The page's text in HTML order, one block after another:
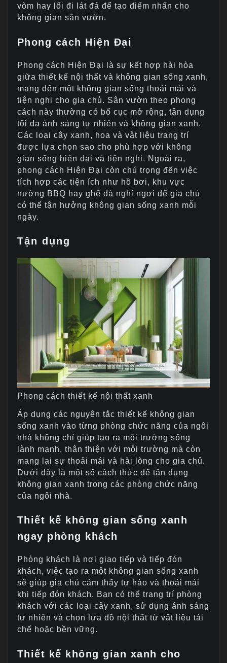
vòm hay lối đi lát đá để tạo điểm nhấn cho
không gian sân vườn.
Phong cách Hiện Đại
Phong cách Hiện Đại là sự kết hợp hài hòa
giữa thiết kế nội thất và không gian sống xanh,
mang đến một không gian sống thoải mái và
tiện nghi cho gia chủ. Sân vườn theo phong
cách này thường có bố cục mở rộng, tận dụng
tối đa ánh sáng tự nhiên và không gian xanh.
Các loại cây xanh, hoa và vật liệu trang trí
được lựa chọn sao cho phù hợp với không
gian sống hiện đại và tiện nghi. Ngoài ra,
phong cách Hiện Đại còn chú trọng đến việc
tích hợp các tiện ích như hồ bơi, khu vực
nướng BBQ hay ghế đá nghỉ ngơi để gia chủ
có thể tận hưởng không gian sống xanh mỗi
ngày.
Tận dụng
Phong cách thiết kế nội thất xanh
Áp dụng các nguyên tắc thiết kế không gian
sống xanh vào từng phòng chức năng của ngôi
nhà không chỉ giúp tạo ra môi trường sống
lành mạnh, thân thiện với môi trường mà còn
mang lại sự thoải mái và hài lòng cho gia chủ.
Dưới đây là một số cách thức để tận dụng
không gian xanh trong các phòng chức năng
của ngôi nhà.
Thiết kế không gian sống xanh
ngay phòng khách
Phòng khách là nơi giao tiếp và tiếp đón
khách, việc tạo ra một không gian sống xanh
sẽ giúp gia chủ cảm thấy tự hào và thoải mái
khi tiếp đón khách. Bạn có thể trang trí phòng
khách với các loại cây xanh, sử dụng ánh sáng
tự nhiên và chọn lựa đồ nội thất từ vật liệu tái
chế hoặc bền vững.
Thiết kế không gian xanh cho